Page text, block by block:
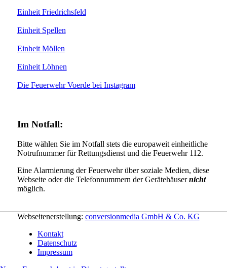
Einheit Friedrichsfeld
Einheit Spellen
Einheit Möllen
Einheit Löhnen
Die Feuerwehr Voerde bei Instagram
Im Notfall:
Bitte wählen Sie im Notfall stets die europaweit einheitliche
Notrufnummer für Rettungsdienst und die Feuerwehr 112.
Eine Alarmierung der Feuerwehr über soziale Medien, diese
Webseite oder die Telefonnummern der Gerätehäusernicht
möglich.
Webseitenerstellung: conversionmedia GmbH & Co. KG
Kontakt
Datenschutz
Impressum